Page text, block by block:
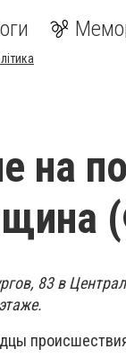
на
83 в